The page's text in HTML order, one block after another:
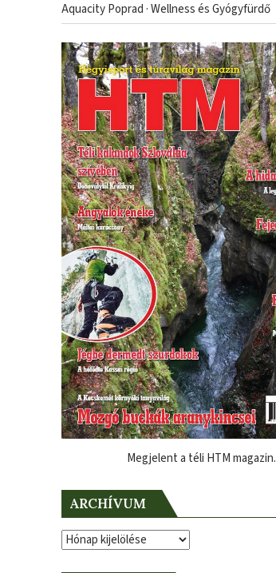
Aquacity Poprad · Wellness és Gyógyfürdő
Megjelent a téli HTM magazin.
ARCHÍVUM
Archívum